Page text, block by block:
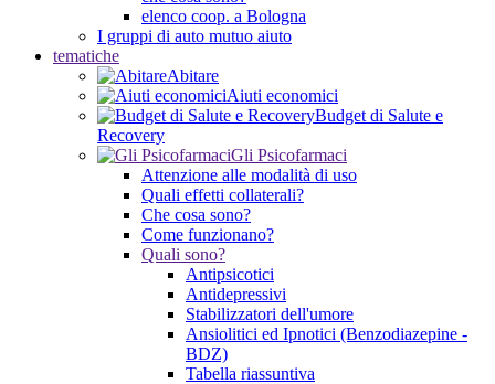
elenco coop. a Bologna
I gruppi di auto mutuo aiuto
tematiche
Abitare
Aiuti economici
Budget di Salute e
Recovery
Gli Psicofarmaci
Attenzione alle modalità di uso
Quali effetti collaterali?
Che cosa sono?
Come funzionano?
Quali sono?
Antipsicotici
Antidepressivi
Stabilizzatori dell'umore
Ansiolitici ed Ipnotici (Benzodiazepine -
BDZ)
Tabella riassuntiva